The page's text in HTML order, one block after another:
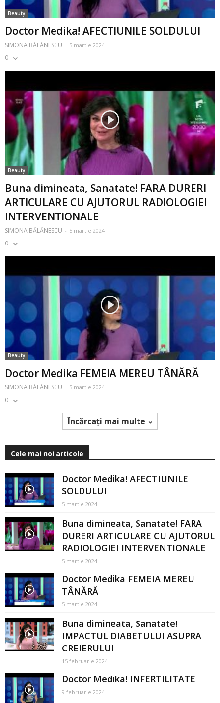
Beauty
Doctor Medika! AFECTIUNILE SOLDULUI
SIMONA BĂLĂNESCU - 5 martie 2024
0
Beauty
Buna dimineata, Sanatate! FARA DURERI
ARTICULARE CU AJUTORUL RADIOLOGIEI
INTERVENTIONALE
SIMONA BĂLĂNESCU - 5 martie 2024
0
Beauty
Doctor Medika FEMEIA MEREU TÂNĂRĂ
SIMONA BĂLĂNESCU - 5 martie 2024
0
Încărcați mai multe
Cele mai noi articole
Doctor Medika! AFECTIUNILE
SOLDULUI
5 martie 2024
Buna dimineata, Sanatate! FARA
DURERI ARTICULARE CU AJUTORUL
RADIOLOGIEI INTERVENTIONALE
5 martie 2024
Doctor Medika FEMEIA MEREU
TÂNĂRĂ
5 martie 2024
Buna dimineata, Sanatate!
IMPACTUL DIABETULUI ASUPRA
CREIERULUI
15 februarie 2024
Doctor Medika! INFERTILITATE
9 februarie 2024